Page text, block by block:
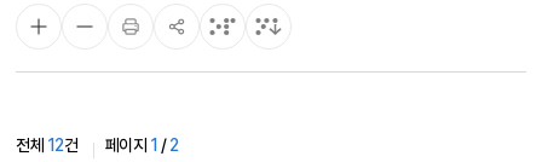
전체 12건 페이지 1 /2